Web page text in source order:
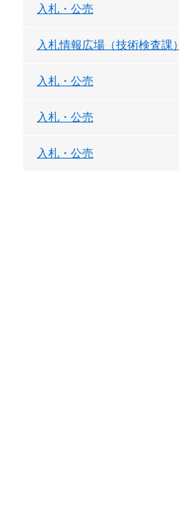
入札・公売
入札情報広場（技術検査課）
入札・公売
入札・公売
入札・公売